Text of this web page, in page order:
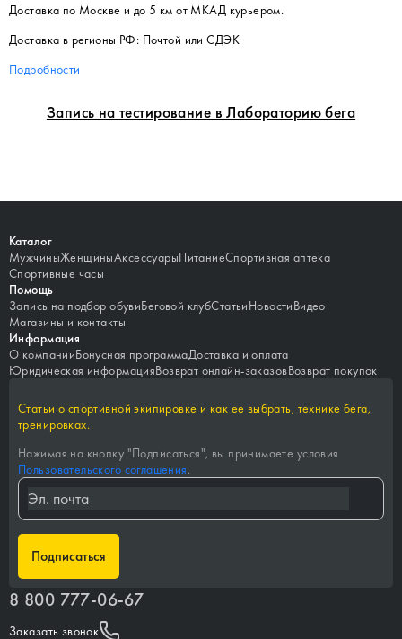
Запись на тестирование в Лабораторию бега
Доставка по Москве и до 5 км от МКАД курьером.
Доставка в регионы РФ: Почтой или СДЭК
Подробности
Каталог
МужчиныЖенщиныАксессуарыПитаниеСпортивная аптека
Спортивные часы
Помощь
Запись на подбор обувиБеговой клубСтатьиНовостиВидео
Магазины и контакты
Информация
О компанииБонусная программаДоставка и оплата
Юридическая информацияВозврат онлайн-заказовВозврат покупок
Статьи о спортивной экипировке и как ее выбрать, технике бега,
тренировках.
Нажимая на кнопку "Подписаться", вы принимаете условия
Пользовательского соглашения.
Подписаться
8 800 777-06-67
Заказать звонок